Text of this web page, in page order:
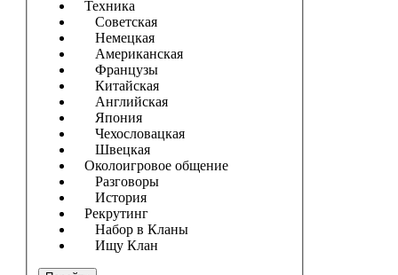
Техника
Советская
Немецкая
Американская
Французы
Китайская
Английская
Япония
Чехословацкая
Швецкая
Околоигровое общение
Разговоры
История
Рекрутинг
Набор в Кланы
Ищу Клан